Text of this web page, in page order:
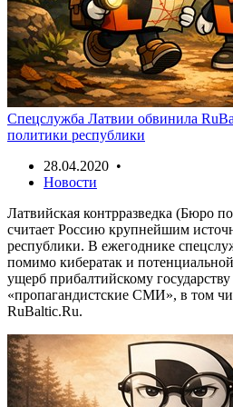
Спецслужба Латвии обвинила
политики республики
28.04.2020 •
Новости
Латвийская контрразведка (Бюро
считает Россию крупнейшим
республики. В ежегоднике
помимо кибератак и
ущерб прибалтийскому
«пропагандистские СМИ», в том
RuBaltic.Ru.